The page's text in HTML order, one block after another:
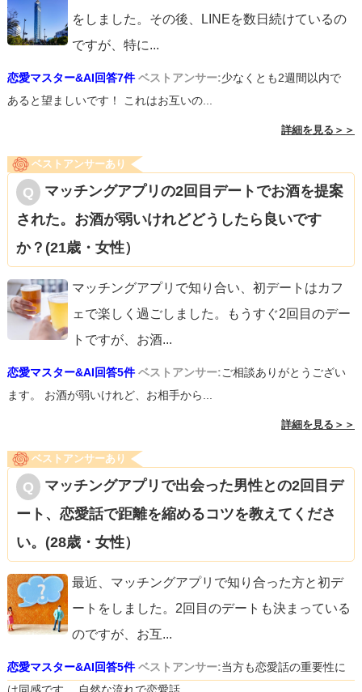
をしました。その後、LINEを数日続けているの
ですが、特に...
恋愛マスター&AI回答7件 ベストアンサー:少なくとも2週間以内で
あると望ましいです！ これはお互いの...
詳細を見る＞＞
ベストアンサーあり
マッチングアプリの2回目デートでお酒を提案
された。お酒が弱いけれどどうしたら良いです
か？(21歳・女性）
マッチングアプリで知り合い、初デートはカフ
ェで楽しく過ごしました。もうすぐ2回目のデー
トですが、お酒...
恋愛マスター&AI回答5件 ベストアンサー:ご相談ありがとうござい
ます。 お酒が弱いけれど、お相手から...
詳細を見る＞＞
ベストアンサーあり
マッチングアプリで出会った男性との2回目デ
ート、恋愛話で距離を縮めるコツを教えてくださ
い。(28歳・女性）
最近、マッチングアプリで知り合った方と初デ
ートをしました。2回目のデートも決まっている
のですが、お互...
恋愛マスター&AI回答5件 ベストアンサー:当方も恋愛話の重要性に